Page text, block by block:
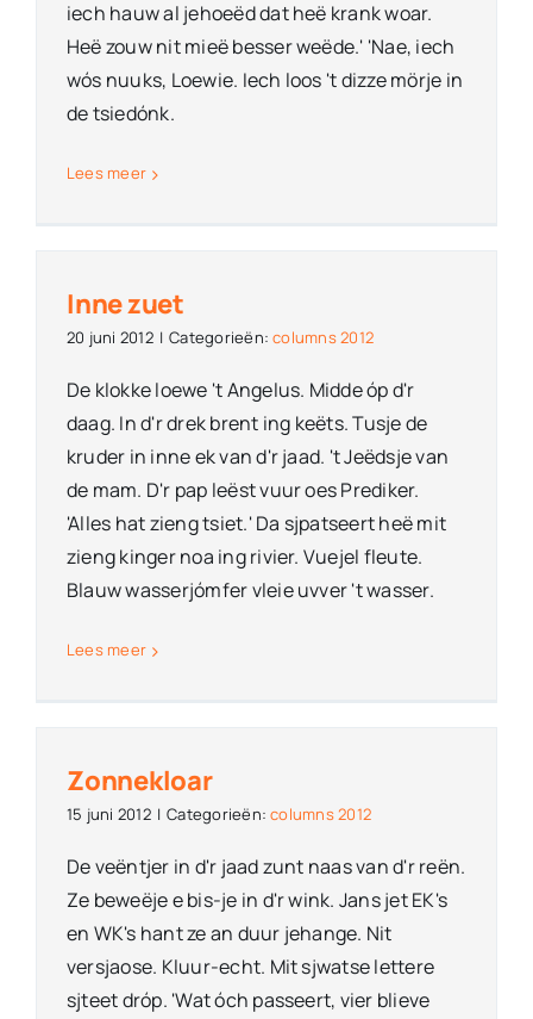
iech hauw al jehoeëd dat heë krank woar.
Heë zouw nit mieë besser weëde.' 'Nae, iech
wós nuuks, Loewie. Iech loos 't dizze mörje in
de tsiedónk.
Lees meer
Inne zuet
20 juni 2012 | Categorieën:columns 2012
De klokke loewe 't Angelus. Midde óp d'r
daag. In d'r drek brent ing keëts. Tusje de
kruder in inne ek van d'r jaad. 't Jeëdsje van
de mam. D'r pap leëst vuur oes Prediker.
'Alles hat zieng tsiet.' Da sjpatseert heë mit
zieng kinger noa ing rivier. Vuejel fleute.
Blauw wasserjómfer vleie uvver 't wasser.
Lees meer
Zonnekloar
15 juni 2012 | Categorieën:columns 2012
De veëntjer in d'r jaad zunt naas van d'r reën.
Ze beweëje e bis-je in d'r wink. Jans jet EK's
en WK's hant ze an duur jehange. Nit
versjaose. Kluur-echt. Mit sjwatse lettere
sjteet dróp. 'Wat óch passeert, vier blieve